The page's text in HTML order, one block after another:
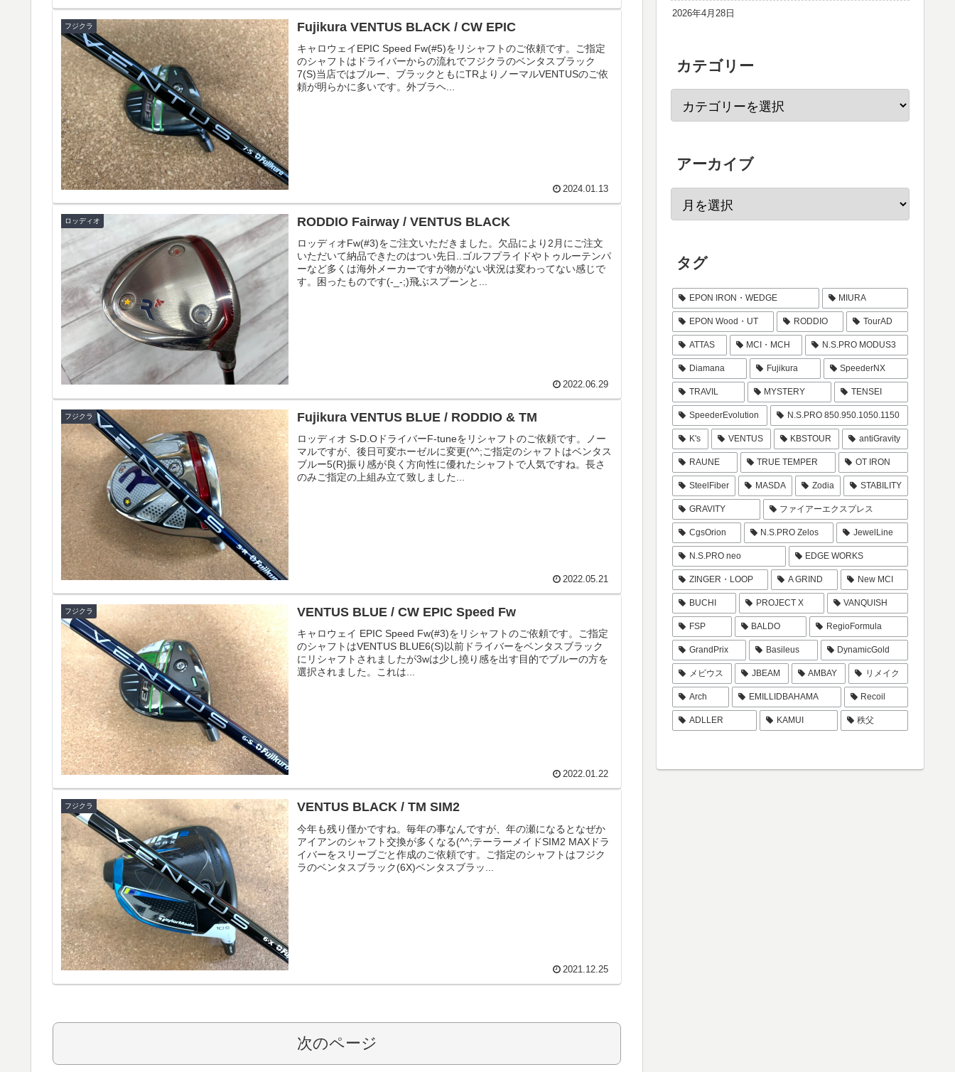
フジクラ Fujikura VENTUS BLACK / CW EPIC
キャロウェイEPIC Speed Fw(#5)をリシャフトのご依頼です。ご指定
のシャフトはドライバーからの流れでフジクラのベンタスブラック
7(S)当店ではブルー、ブラックともにTRよりノーマルVENTUSのご依
頼が明らかに多いです。外ブラヘ...
2024.01.13
ロッディオ RODDIO Fairway / VENTUS BLACK
ロッディオFw(#3)をご注文いただきました。欠品により2月にご注文
いただいて納品できたのはつい先日..ゴルフプライドやトゥルーテンパ
ーなど多くは海外メーカーですが物がない状況は変わってない感じで
す。困ったものです(-_-;)飛ぶスプーンと...
2022.06.29
フジクラ Fujikura VENTUS BLUE / RODDIO & TM
ロッディオ S-D.OドライバーF-tuneをリシャフトのご依頼です。ノー
マルですが、後日可変ホーゼルに変更(^^;ご指定のシャフトはベンタス
ブルー5(R)振り感が良く方向性に優れたシャフトで人気ですね。長さ
のみご指定の上組み立て致しました...
2022.05.21
フジクラ VENTUS BLUE / CW EPIC Speed Fw
キャロウェイ EPIC Speed Fw(#3)をリシャフトのご依頼です。ご指定
のシャフトはVENTUS BLUE6(S)以前ドライバーをベンタスブラック
にリシャフトされましたが3wは少し撓り感を出す目的でブルーの方を
選択されました。これは...
2022.01.22
フジクラ VENTUS BLACK / TM SIM2
今年も残り僅かですね。毎年の事なんですが、年の瀬になるとなぜか
アイアンのシャフト交換が多くなる(^^;テーラーメイドSIM2 MAXドラ
イバーをスリーブごと作成のご依頼です。ご指定のシャフトはフジク
ラのベンタスブラック(6X)ベンタスブラッ...
2021.12.25
次のページ
2026年4月28日
カテゴリー
アーカイブ
タグ
EPON IRON・WEDGE MIURA
EPON Wood・UT RODDIO TourAD
ATTAS MCI・MCH N.S.PRO MODUS3
Diamana Fujikura SpeederNX
TRAVIL MYSTERY TENSEI
SpeederEvolution N.S.PRO 850.950.1050.1150
K's VENTUS KBSTOUR antiGravity
RAUNE TRUE TEMPER OT IRON
SteelFiber MASDA Zodia STABILITY
GRAVITY ファイアーエクスプレス
CgsOrion N.S.PRO Zelos JewelLine
N.S.PRO neo EDGE WORKS
ZINGER・LOOP A GRIND New MCI
BUCHI PROJECT X VANQUISH
FSP BALDO RegioFormula
GrandPrix Basileus DynamicGold
メビウス JBEAM AMBAY リメイク
Arch EMILLIDBAHAMA Recoil
ADLLER KAMUI 秩父